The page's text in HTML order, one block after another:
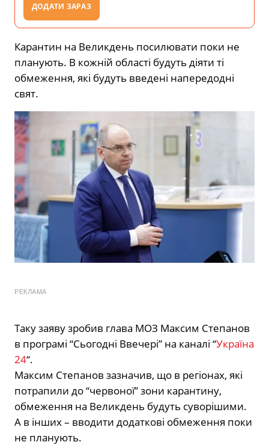
ДОДАТИ ЗАРАЗ
Карантин на Великдень посилювати поки не
планують. В кожній області будуть діяти ті
обмеження, які будуть введені напередодні
свят.
РЕКЛАМА
Таку заяву зробив глава МОЗ Максим Степанов
в програмі “Сьогодні Ввечері” на каналі “Україна
24“.
Максим Степанов зазначив, що в регіонах, які
потрапили до “червоної” зони карантину,
обмеження на Великдень будуть суворішими.
А в інших – вводити додаткові обмеження поки
не планують.